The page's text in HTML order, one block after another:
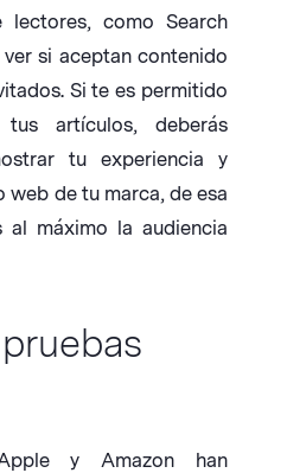
lectores, como Search
si aceptan contenido
Si te es permitido
artículos, deberás
tu experiencia y
web de tu marca, de esa
al máximo la audiencia
y Amazon han